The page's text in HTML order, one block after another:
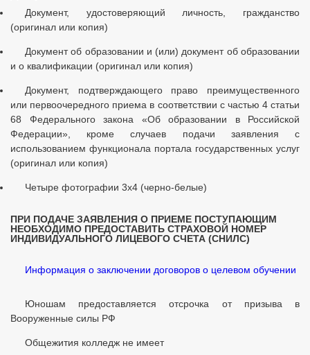
Документ, удостоверяющий личность, гражданство
(оригинал или копия)
Документ об образовании и (или) документ об образовании
и о квалификации (оригинал или копия)
Документ, подтверждающего право преимущественного
или первоочередного приема в соответствии с частью 4 статьи
68 Федерального закона «Об образовании в Российской
Федерации», кроме случаев подачи заявления с
использованием функционала портала государственных услуг
(оригинал или копия)
Четыре фотографии 3х4 (черно-белые)
ПРИ ПОДАЧE ЗАЯВЛЕНИЯ О ПРИЕМЕ ПОСТУПАЮЩИМ
НЕОБХОДИМО ПРЕДОСТАВИТЬ СТРАХОВОЙ НОМЕР
ИНДИВИДУАЛЬНОГО ЛИЦЕВОГО СЧЕТА (СНИЛС)
Информация о заключении договоров о целевом обучении
Юношам предоставляется отсрочка от призыва в
Вооруженные силы РФ
Общежития колледж не имеет